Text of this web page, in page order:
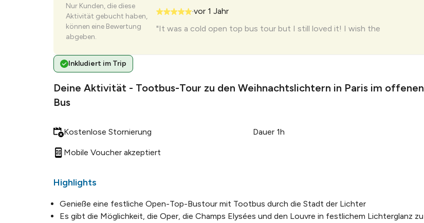
Nur Kunden, die diese
Aktivität gebucht haben,
können eine Bewertung
abgeben.
•vor 1 Jahr
"It was a cold open top bus tour but I still loved it! I wish the
quite awful at time ...Mehr lesen
"Es war eine kalte Tour mit dem offenen Bus, aber ich habe sie
Verkehr war schrecklich und es waren Menschenmassen auf den
"Had a wonderful view of the Paris lights,. Traffic was terrible and
there were hoards of people on the streets. The Eiffel Tower was
Inkludiert im Trip
Deine Aktivität - Tootbus-Tour zu den Weihnachtslichtern in Paris im offenen
Bus
Kostenlose Stornierung Dauer 1h
Mobile Voucher akzeptiert
Highlights
Genieße eine festliche Open-Top-Bustour mit Tootbus durch die Stadt der Lichter
Es gibt die Möglichkeit, die Oper, die Champs Elysées und den Louvre in festlichem Lichterglanz zu